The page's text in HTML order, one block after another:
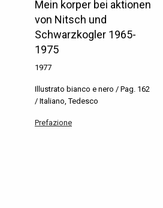
Mein korper bei aktionen
von Nitsch und
Schwarzkogler 1965-
1975
1977
Illustrato bianco e nero / Pag. 162
/ Italiano, Tedesco
Prefazione